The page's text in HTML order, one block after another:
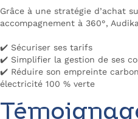
Grâce à une stratégie d’achat
accompagnement à 360°,
✔️ Sécuriser ses tarifs
✔️ Simplifier la gestion de ses
✔️ Réduire son empreinte
électricité 100 % verte